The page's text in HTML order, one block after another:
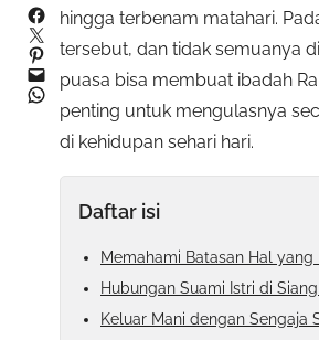
Facebook
Twitter
Pinterest
Mail
WhatsApp
hingga terbenam matahari.
tersebut, dan tidak semuanya
puasa bisa membuat ibadah
penting untuk mengulasnya
di kehidupan sehari hari.
Daftar isi
Memahami Batasan Hal
Hubungan Suami Istri di
Keluar Mani dengan Sengaja